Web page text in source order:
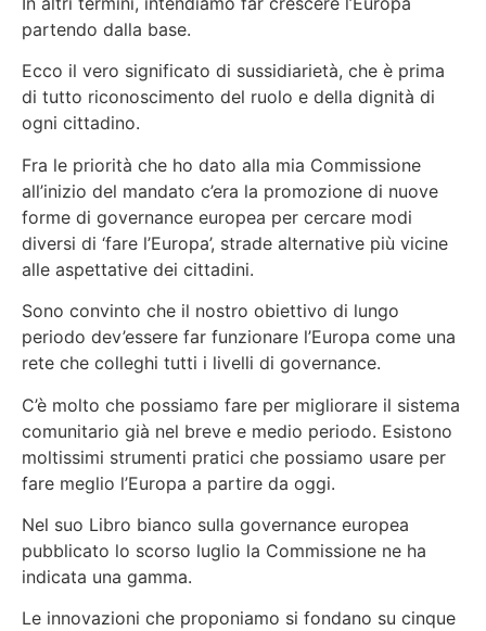
partendo dalla base.
Ecco il vero significato di sussidiarietà, che è prima
di tutto riconoscimento del ruolo e della dignità di
ogni cittadino.
Fra le priorità che ho dato alla mia Commissione
all’inizio del mandato c’era la promozione di nuove
forme di governance europea per cercare modi
diversi di ‘fare l’Europa’, strade alternative più vicine
alle aspettative dei cittadini.
Sono convinto che il nostro obiettivo di lungo
periodo dev’essere far funzionare l’Europa come una
rete che colleghi tutti i livelli di governance.
C’è molto che possiamo fare per migliorare il sistema
comunitario già nel breve e medio periodo. Esistono
moltissimi strumenti pratici che possiamo usare per
fare meglio l’Europa a partire da oggi.
Nel suo Libro bianco sulla governance europea
pubblicato lo scorso luglio la Commissione ne ha
indicata una gamma.
Le innovazioni che proponiamo si fondano su cinque